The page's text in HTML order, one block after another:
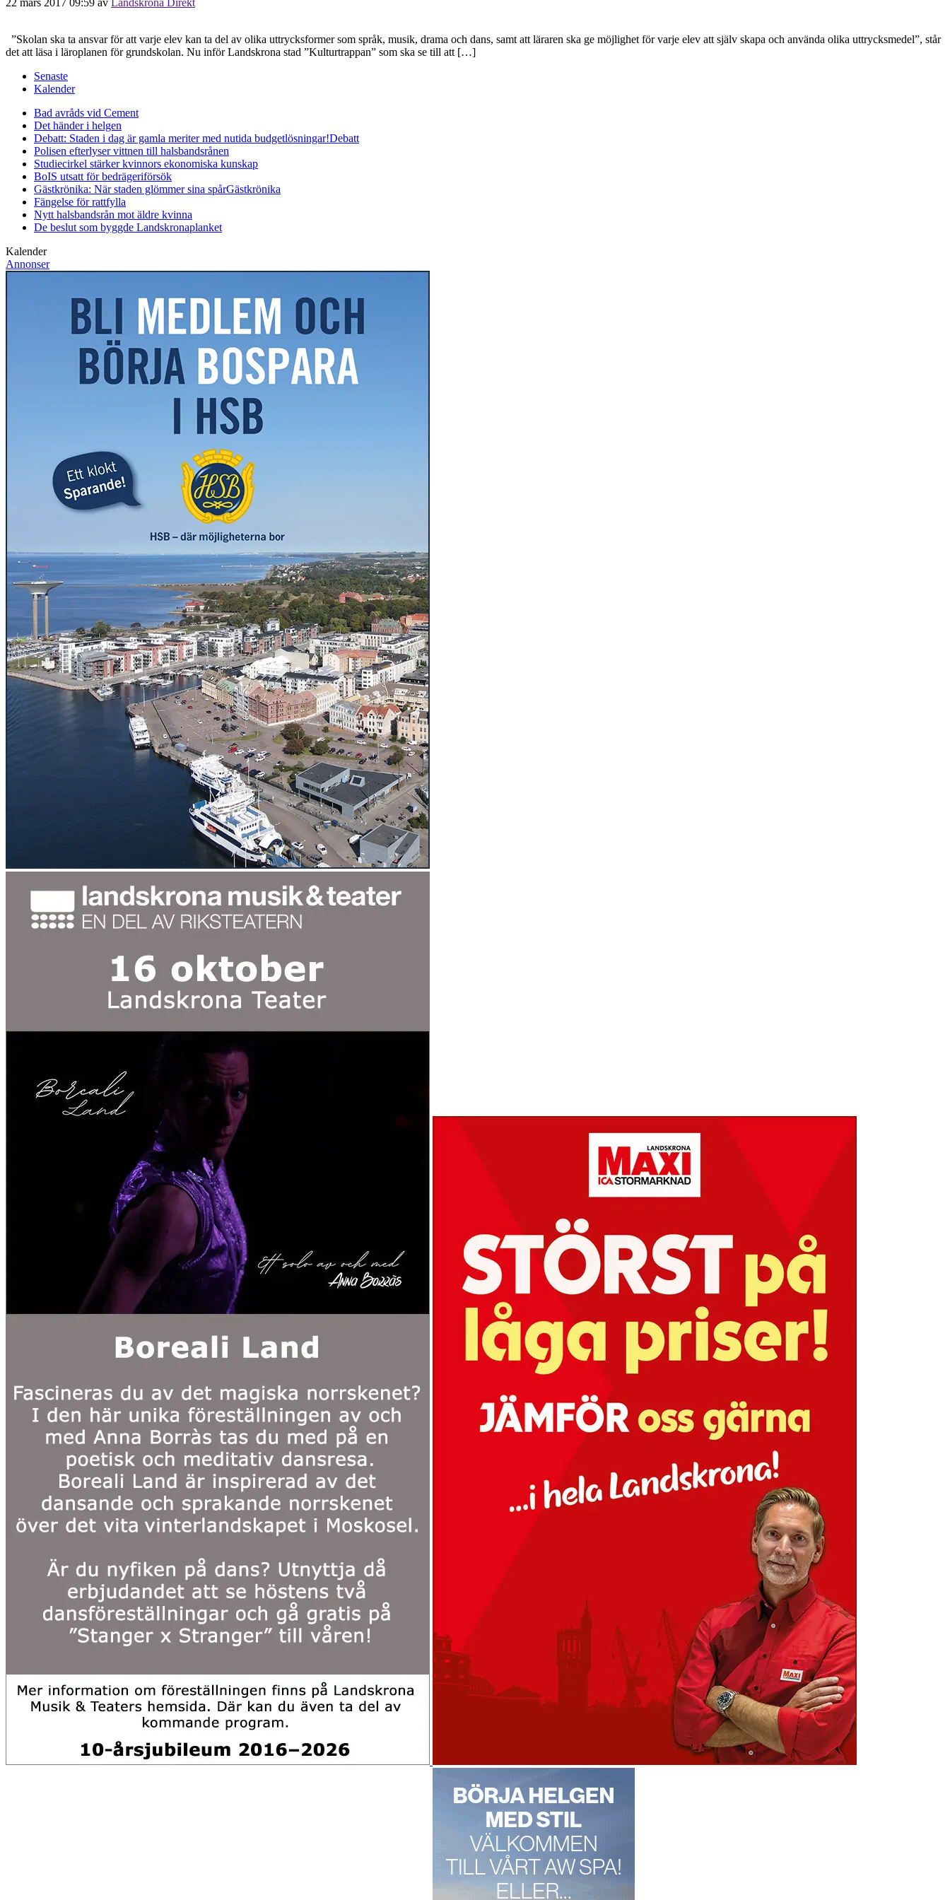
”Skolan ska ta ansvar för att varje elev kan ta del av olika uttrycksformer som språk, musik, drama och dans, samt att läraren ska ge möjlighet för varje elev att själv skapa och använda olika uttrycksmedel”, står
det att läsa i läroplanen för grundskolan. Nu inför Landskrona stad ”Kulturtrappan” som ska se till att […]
Senaste
Kalender
Bad avråds vid Cement
Det händer i helgen
Debatt: Staden i dag är gamla meriter med nutida budgetlösningar!Debatt
Polisen efterlyser vittnen till halsbandsrånen
Studiecirkel stärker kvinnors ekonomiska kunskap
BoIS utsatt för bedrägeriförsök
Gästkrönika: När staden glömmer sina spårGästkrönika
Fängelse för rattfylla
Nytt halsbandsrån mot äldre kvinna
De beslut som byggde Landskronaplanket
Kalender
Annonser